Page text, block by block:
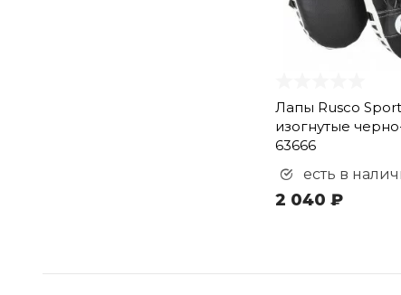
Лапы Rusco Sport
изогнутые
63666
есть в
2 040 ₽